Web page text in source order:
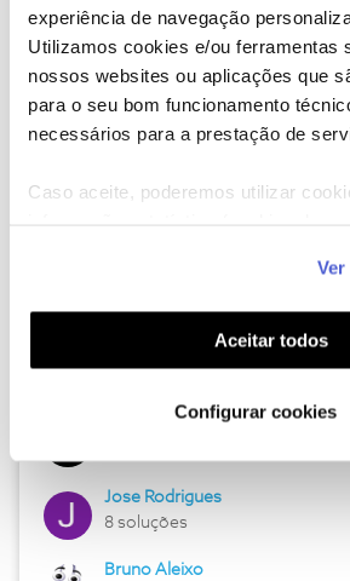
experiência de navegação
Utilizamos cookies e/ou ferramentas
nossos websites ou aplicações que
para o seu bom funcionamento
necessários para a prestação de
Caso aceite, poderemos utilizar
funcionalidades (cookies de
funcionalidade) e adaptar anúncios
(cookies de publicidade
utilização dos cookies clicando em "
Aceitar todos
Configurar cookies
Descubra as novidades de
Hall of Fame de junho
Jose Rodrigues
8 soluções
Bruno Aleixo